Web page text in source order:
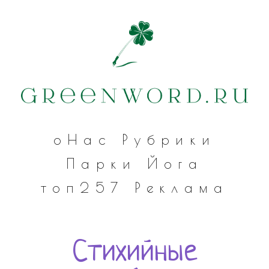
оНас
Рубрики
Парки
Йога
топ257
Реклама
Стихийные